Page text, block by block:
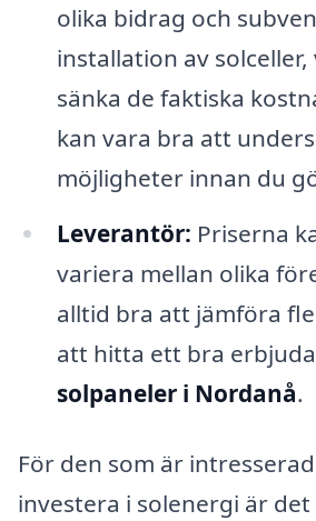
olika bidrag och
installation av solceller,
sänka de faktiska
kan vara bra att
möjligheter innan du
Leverantör: Priserna
variera mellan olika
alltid bra att jämföra
att hitta ett bra
solpaneler i Nordanå.
För den som är
investera i solenergi är